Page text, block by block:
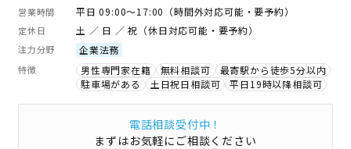
営業時間 平日 09:00～17:00（時間外対応可能・要予約）
定休日 土 ／ 日 ／ 祝（休日対応可能・要予約）
注力分野 企業法務
特徴 男性専門家在籍 無料相談可
最寄駅から徒歩5分以内
駐車場がある
土日祝日相談可 平日19時以降相談可
電話相談受付中！
まずはお気軽にご相談ください